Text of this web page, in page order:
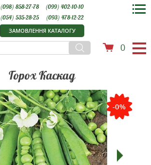
ЗАМОВЛЕННЯ КАТАЛОГУ
0
(098) 858-27-78
(099) 402-10-10
(054) 535-28-25
(093) 478-12-22
Горох Каскад
-0%